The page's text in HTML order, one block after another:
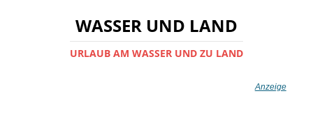
WASSER UND LAND
URLAUB AM WASSER UND ZU LAND